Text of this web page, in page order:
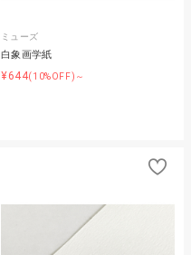
ミューズ
白象画学紙
¥644(10%OFF)～